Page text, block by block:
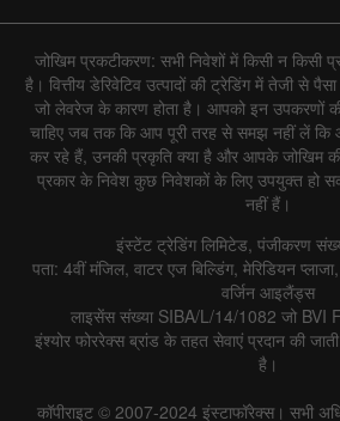
जोखिम प्रकटीकरण: सभी निवेशों में किसी न किसी
है। वित्तीय डेरिवेटिव उत्पादों की ट्रेडिंग में तेजी से
जो लेवरेज के कारण होता है। आपको इन उपकरणों
चाहिए जब तक कि आप पूरी तरह से समझ नहीं लें
कर रहे हैं, उनकी प्रकृति क्या है और आपके जोखिम
प्रकार के निवेश कुछ निवेशकों के लिए उपयुक्त हो
नहीं हैं।
इंस्टेंट ट्रेडिंग लिमिटेड, पंजीकरण
पता: 4वीं मंजिल, वाटर एज बिल्डिंग, मेरिडियन प्लाजा,
वर्जिन आइलैंड्स
लाइसेंस संख्या SIBA/L/14/1082 जो BVI
इंश्योर फोररेक्स ब्रांड के तहत सेवाएं प्रदान की
है।
कॉपीराइट © 2007-2024 इंस्टाफॉरेक्स। सभी